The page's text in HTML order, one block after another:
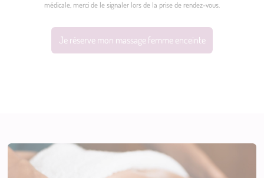
médicale, merci de le signaler lors de la prise de rendez-vous.
Je réserve mon massage femme enceinte